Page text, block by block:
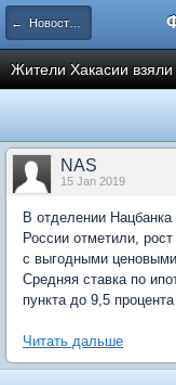
← Новости рынка недвижимости
Жители Хакасии
NAS
15 Jan 2019
В отделении
России отметили,
с выгодными
Средняя ставка по
пункта до 9,5
Читать дальше